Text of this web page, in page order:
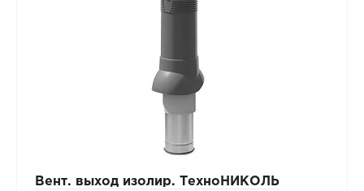
Вент. выход изолир. ТехноНИКОЛЬ